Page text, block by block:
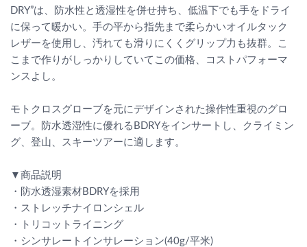
DRY”は、防水性と透湿性を併せ持ち、低温下でも手をドライ
に保って暖かい。手の平から指先まで柔らかいオイルタック
レザーを使用し、汚れても滑りにくくグリップ力も抜群。こ
こまで作りがしっかりしていてこの価格、コストパフォーマ
ンスよし。
モトクロスグローブを元にデザインされた操作性重視のグロ
ーブ。防水透湿性に優れるBDRYをインサートし、クライミン
グ、登山、スキーツアーに適します。
▼商品説明
・防水透湿素材BDRYを採用
・ストレッチナイロンシェル
・トリコットライニング
・シンサレートインサレーション(40g/平米)